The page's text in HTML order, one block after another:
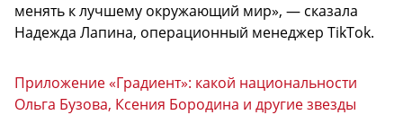
менять к лучшему окружающий мир», — сказала
Надежда Лапина, операционный менеджер TikTok.
Приложение «Градиент»: какой национальности
Ольга Бузова, Ксения Бородина и другие звезды